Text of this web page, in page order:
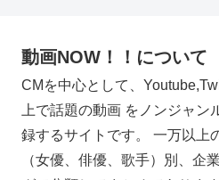
動画NOW！！について
CMを中心として、
上で話題の動画 をノンジャ
録するサイトです。 一万以上
（女優、俳優、歌手）別、企